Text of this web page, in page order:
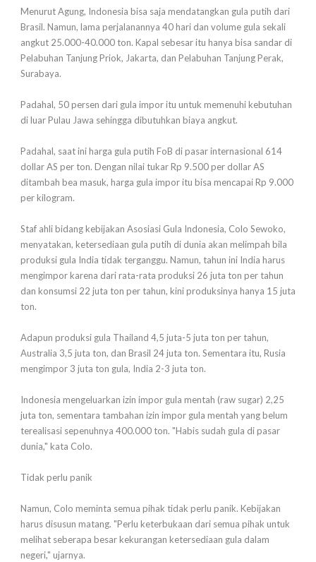
Menurut Agung, Indonesia bisa saja mendatangkan gula putih dari
Brasil. Namun, lama perjalanannya 40 hari dan volume gula sekali
angkut 25.000-40.000 ton. Kapal sebesar itu hanya bisa sandar di
Pelabuhan Tanjung Priok, Jakarta, dan Pelabuhan Tanjung Perak,
Surabaya.
Padahal, 50 persen dari gula impor itu untuk memenuhi kebutuhan
di luar Pulau Jawa sehingga dibutuhkan biaya angkut.
Padahal, saat ini harga gula putih FoB di pasar internasional 614
dollar AS per ton. Dengan nilai tukar Rp 9.500 per dollar AS
ditambah bea masuk, harga gula impor itu bisa mencapai Rp 9.000
per kilogram.
Staf ahli bidang kebijakan Asosiasi Gula Indonesia, Colo Sewoko,
menyatakan, ketersediaan gula putih di dunia akan melimpah bila
produksi gula India tidak terganggu. Namun, tahun ini India harus
mengimpor karena dari rata-rata produksi 26 juta ton per tahun
dan konsumsi 22 juta ton per tahun, kini produksinya hanya 15 juta
ton.
Adapun produksi gula Thailand 4,5 juta-5 juta ton per tahun,
Australia 3,5 juta ton, dan Brasil 24 juta ton. Sementara itu, Rusia
mengimpor 3 juta ton gula, India 2-3 juta ton.
Indonesia mengeluarkan izin impor gula mentah (raw sugar) 2,25
juta ton, sementara tambahan izin impor gula mentah yang belum
terealisasi sepenuhnya 400.000 ton. "Habis sudah gula di pasar
dunia," kata Colo.
Tidak perlu panik
Namun, Colo meminta semua pihak tidak perlu panik. Kebijakan
harus disusun matang. "Perlu keterbukaan dari semua pihak untuk
melihat seberapa besar kekurangan ketersediaan gula dalam
negeri," ujarnya.